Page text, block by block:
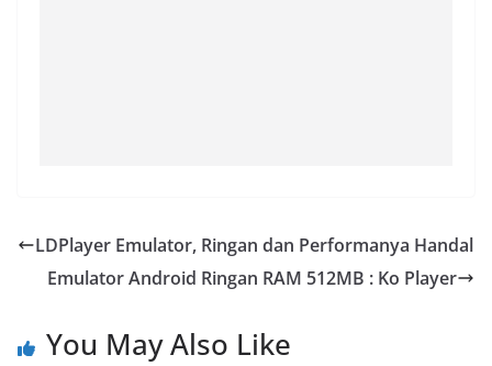
LDPlayer Emulator, Ringan dan Performanya Handal
Emulator Android Ringan RAM 512MB : Ko Player
You May Also Like